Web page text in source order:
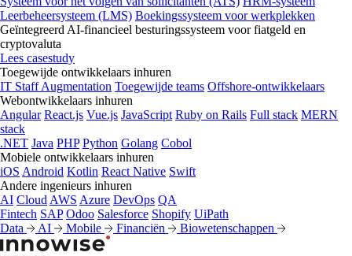
Leerbeheersysteem (LMS) Boekingssysteem voor werkplekken
Geïntegreerd AI-financieel besturingssysteem voor fiatgeld en
cryptovaluta
Lees casestudy
Toegewijde ontwikkelaars inhuren
IT Staff Augmentation Toegewijde teams Offshore-ontwikkelaars
Webontwikkelaars inhuren
Angular React.js Vue.js JavaScript Ruby on Rails Full stack MERN
stack
.NET Java PHP Python Golang Cobol
Mobiele ontwikkelaars inhuren
iOS Android Kotlin React Native Swift
Andere ingenieurs inhuren
AI Cloud AWS Azure DevOps QA
Fintech SAP Odoo Salesforce Shopify UiPath
Data
AI Mobile Financiën Biowetenschappen